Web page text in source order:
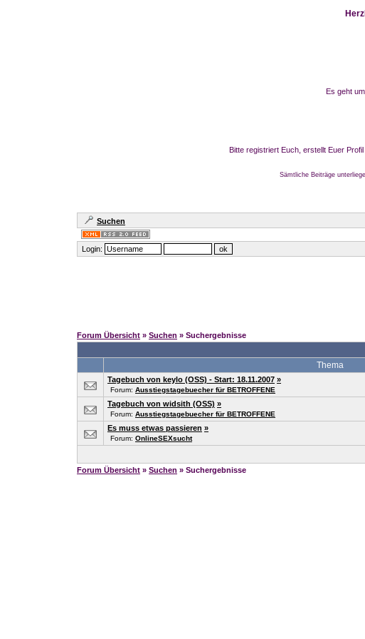
Es geht
Bitte registriert Euch, erstellt Euer
Sämtliche Beiträge
Suchen
Login:
Forum Übersicht » Suchen » Suchergebnisse
Thema
Tagebuch von keylo (OSS) - Start: 18.11.2007 »
Forum: Ausstiegstagebuecher für BETROFFENE
Tagebuch von widsith (OSS) »
Forum: Ausstiegstagebuecher für BETROFFENE
Es muss etwas passieren »
Forum: OnlineSEXsucht
Forum Übersicht » Suchen » Suchergebnisse